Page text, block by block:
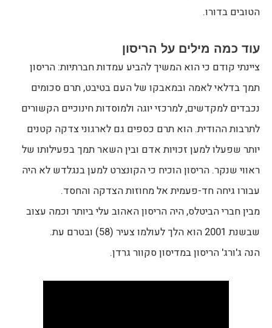
הטובים בדורו.
עוד כמה מילים על הריסון
ציינתי קודם כי הוא המשיך להביע עמדות חברתיות: הריסון
תמך בדלאי לאמה ובמאבקו של העם בטיבט, תרם סכומים
נכבדים למקדשים, למרכזי יוגה ולמוסדות חינוכיים הקשורים
לתרבות ההודית. הוא תרם כספים גם לארגוני צדקה קטנים
יותר שפעלו למען זכויות אדם ובין השאר תמך בפעילותו של
ראווי שנקר. הריסון הוכיח כי הקונצרט למען בנגלדש לא היה
עבורו גיחה חד-פעמית אל מחוזות הצדקה והחסד.
מבין חברי הביטלס, היה הריסון האהוב עלי ביותר וכמה עצוב
שבשנת 2001 הוא הלך לעולמו צעיר (58) ובטרם עת.
הנה ג'ורג' הריסון במדיסון סקוור גרדן.